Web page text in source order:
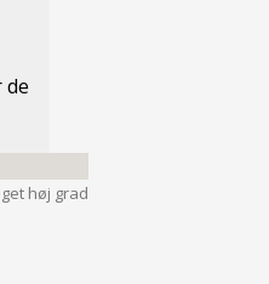
de
høj grad